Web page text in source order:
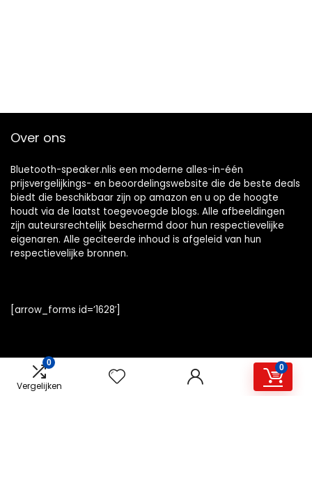
0
Vergelijken
0
Over ons
Bluetooth-speaker.nlis een moderne alles-in-één
prijsvergelijkings- en beoordelingswebsite die de beste deals
biedt die beschikbaar zijn op amazon en u op de hoogte
houdt via de laatst toegevoegde blogs. Alle afbeeldingen
zijn auteursrechtelijk beschermd door hun respectievelijke
eigenaren. Alle geciteerde inhoud is afgeleid van hun
respectievelijke bronnen.
[arrow_forms id=’1628′]
Snelle links